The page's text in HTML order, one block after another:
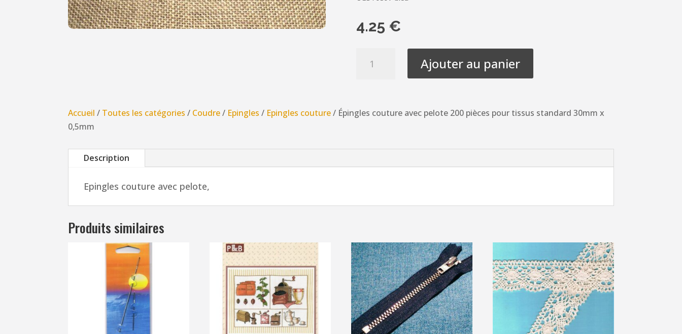
4.25 €
avec
pièces
30mm
Ajouter au panier
Accueil / Toutes les catégories / Coudre/ Epingles / Epingles couture/ Épingles couture avec pelote 200 pièces pour tissus standard 30mm x
0,5mm
Description
Epingles couture avec pelote,
Produits similaires